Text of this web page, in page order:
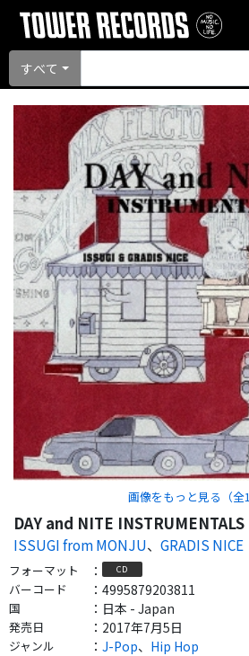
すべて
画像をもっと見る（全1
DAY and NITE INSTRUMENTALS
ISSUGI from MONJU、 GRADIS NICE
フォーマット ： CD
バーコード ： 4995879203811
国 ： 日本 - Japan
発売日 ： 2017年7月5日
ジャンル ： J-Pop、 Hip Hop